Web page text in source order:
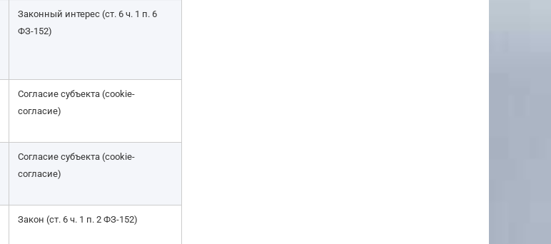
Законный интерес (ст. 6 ч. 1 п. 6
ФЗ-152)
Согласие субъекта (cookie-
согласие)
Согласие субъекта (cookie-
согласие)
Закон (ст. 6 ч. 1 п. 2 ФЗ-152)